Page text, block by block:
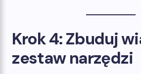
Krok 4: Zbuduj
zestaw narzędzi